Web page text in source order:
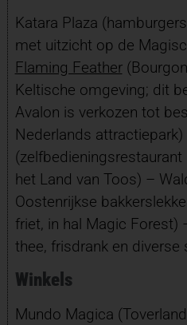
Katara Plaza
met uitzicht op de
Flaming Feather
Keltische omgeving; dit
Avalon is verkozen tot
Nederlands
het Land van Toos) –
Oostenrijkse
friet, in hal Magic Forest)
thee, frisdrank en diverse
Winkels
Mundo Magica